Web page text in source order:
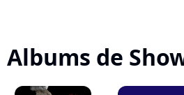
Albums de